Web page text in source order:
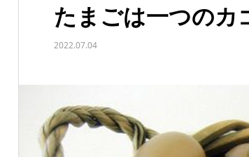
たまごは一つのカ
2022.07.04